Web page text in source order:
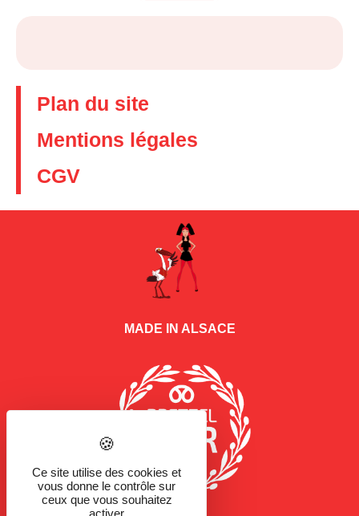
Plan du site
Mentions légales
CGV
MADE IN ALSACE
Ce site utilise des cookies et
vous donne le contrôle sur
ceux que vous souhaitez
activer